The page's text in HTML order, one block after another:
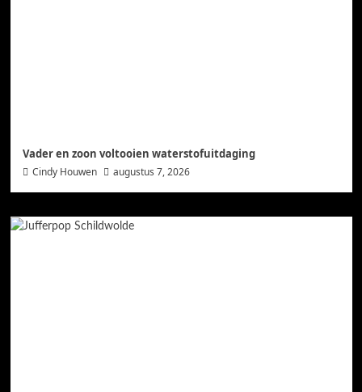
Vader en zoon voltooien waterstofuitdaging
Cindy Houwen augustus 7, 2026